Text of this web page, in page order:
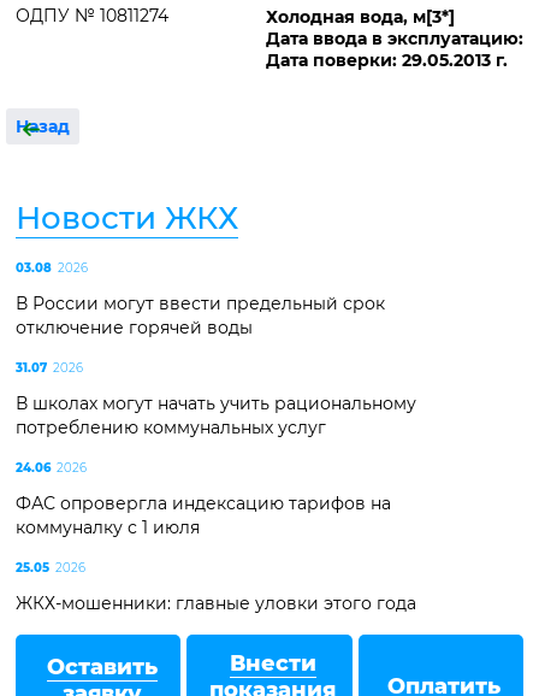
ОДПУ № 10811274
Холодная вода, м[3*]
Дата ввода в эксплуатацию:
Дата поверки: 29.05.2013 г.
Назад
Оставить
Внести
показания
Оплатить
Новости ЖКХ
03.08 2026
В России могут ввести предельный срок
отключение горячей воды
31.07 2026
В школах могут начать учить рациональному
потреблению коммунальных услуг
24.06 2026
ФАС опровергла индексацию тарифов на
коммуналку с 1 июля
25.05 2026
ЖКХ-мошенники: главные уловки этого года